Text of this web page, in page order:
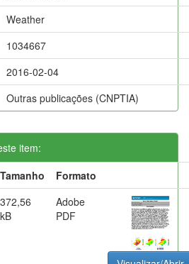
Weather
1034667
2016-02-04
Outras publicações (CNPTIA)
item:
Tamanho
Formato
372,56
kB
Adobe
PDF